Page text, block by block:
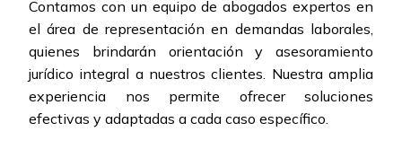
Contamos con un equipo de abogados expertos en
el área de representación en demandas laborales,
quienes brindarán orientación y asesoramiento
jurídico integral a nuestros clientes. Nuestra amplia
experiencia nos permite ofrecer soluciones
efectivas y adaptadas a cada caso específico.